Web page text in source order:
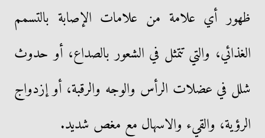
ظهور أي علامة من علامات الإصابة بالتسمم
الغذائي، والتي تتمثل في الشعور بالصداع، أو حدوث
شلل في عضلات الرأس والوجه والرقبة، أو إزدواج
الرؤية، والقيء والاسهال مع مغص شديد.